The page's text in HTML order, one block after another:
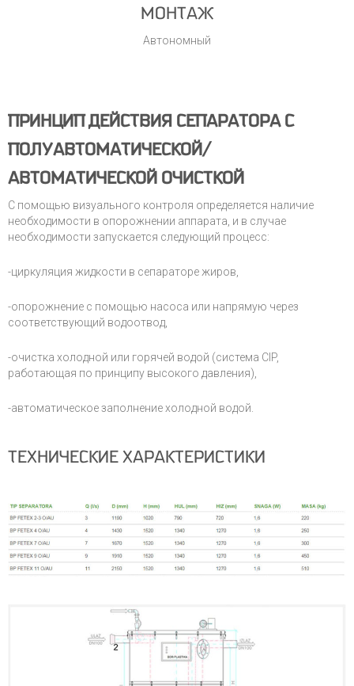
МОНТАЖ
Автономный
ПРИНЦИП ДЕЙСТВИЯ СЕПАРАТОРА С
ПОЛУАВТОМАТИЧЕСКОЙ/
АВТОМАТИЧЕСКОЙ ОЧИСТКОЙ
С помощью визуального контроля определяется наличие
необходимости в опорожнении аппарата, и в случае
необходимости запускается следующий процесс:
-циркуляция жидкости в сепараторе жиров,
-опорожнение с помощью насоса или напрямую через
соответствующий водоотвод,
-очистка холодной или горячей водой (система CIP,
работающая по принципу высокого давления),
-автоматическое заполнение холодной водой.
ТЕХНИЧЕСКИЕ ХАРАКТЕРИСТИКИ